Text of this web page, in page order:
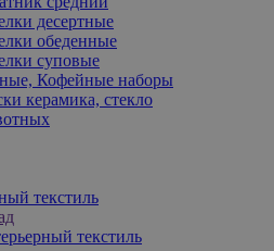
десертные
обеденные
суповые
Кофейные наборы
керамика, стекло
текстиль
текстиль